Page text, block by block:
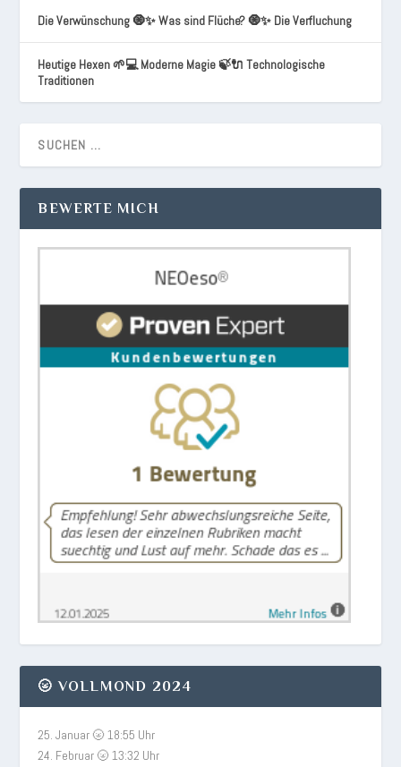
Die Verwünschung 🧿✨ Was sind Flüche? 🧿✨ Die Verfluchung
Heutige Hexen 🌱💻 Moderne Magie 🍃🔌 Technologische
Traditionen
BEWERTE MICH
🌝 VOLLMOND 2024
25. Januar 🌝 18:55 Uhr
24. Februar 🌝 13:32 Uhr